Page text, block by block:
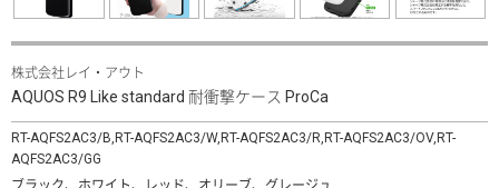
株式会社レイ・アウト
AQUOS R9 Like standard 耐衝撃ケース ProCa
RT-AQFS2AC3/B,RT-AQFS2AC3/W,RT-AQFS2AC3/R,RT-AQFS2AC3/OV,RT-
AQFS2AC3/GG